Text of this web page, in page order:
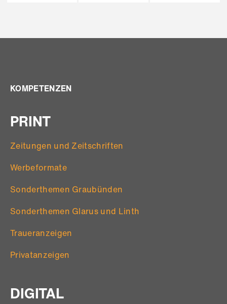
KOMPETENZEN
PRINT
Zeitungen und Zeitschriften
Werbeformate
Sonderthemen Graubünden
Sonderthemen Glarus und Linth
Traueranzeigen
Privatanzeigen
DIGITAL